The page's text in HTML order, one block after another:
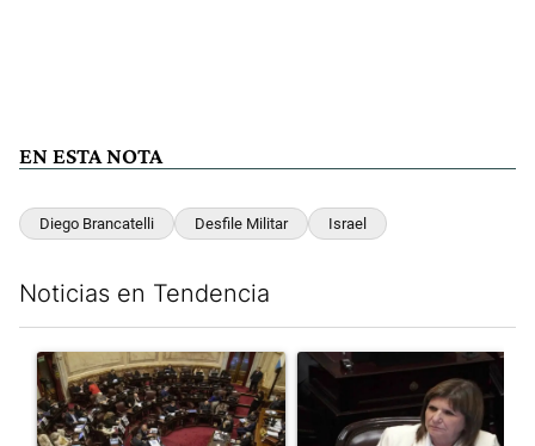
EN ESTA NOTA
Diego Brancatelli Desfile Militar Israel
Noticias en Tendencia
Un artículo de tendencia con el título "El Senado dio media
Un artículo de tendencia